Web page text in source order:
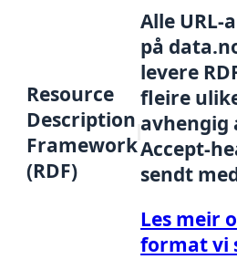
Resource
Description
Framework
(RDF)
Alle URL-
på
levere
fleire
avhengig
Accept-
sendt
Les meir
format vi